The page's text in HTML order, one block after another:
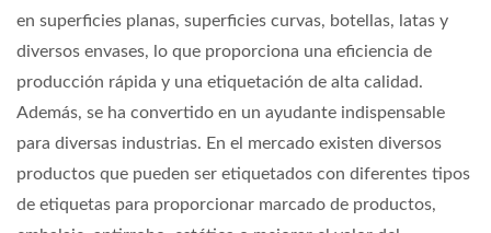
en superficies planas, superficies curvas, botellas, latas y
diversos envases, lo que proporciona una eficiencia de
producción rápida y una etiquetación de alta calidad.
Además, se ha convertido en un ayudante indispensable
para diversas industrias. En el mercado existen diversos
productos que pueden ser etiquetados con diferentes tipos
de etiquetas para proporcionar marcado de productos,